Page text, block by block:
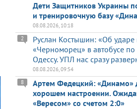
Дети Защитников Украины
и тренировочную базу
08.08.2026, 10:18
Руслан Костышин: «Об ударе
«Черноморец» в автобусе по
Одессу. УПЛ нас сразу
2
08.08.2026, 09:54
Артем Федецкий: «Динамо»
хорошем настроении.
«Вересом» со счетом 2:0»
8